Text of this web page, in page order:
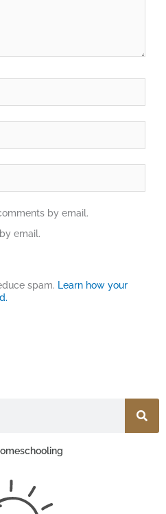
by email.
email.
spam. Learn how your